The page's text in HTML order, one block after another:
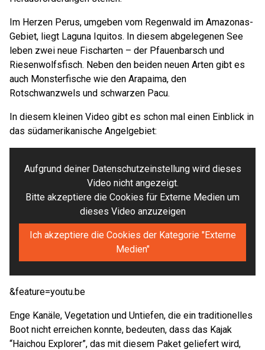
Im Herzen Perus, umgeben vom Regenwald im Amazonas-
Gebiet, liegt Laguna Iquitos. In diesem abgelegenen See
leben zwei neue Fischarten – der Pfauenbarsch und
Riesenwolfsfisch. Neben den beiden neuen Arten gibt es
auch Monsterfische wie den Arapaima, den
Rotschwanzwels und schwarzen Pacu.
In diesem kleinen Video gibt es schon mal einen Einblick in
das südamerikanische Angelgebiet:
Aufgrund deiner Datenschutzeinstellung wird dieses
Video nicht angezeigt.
Bitte akzeptiere die Cookies für Externe Medien um
dieses Video anzuzeigen
Ich akzeptiere die Cookies der Kategorie "Externe
Medien"
&feature=youtu.be
Enge Kanäle, Vegetation und Untiefen, die ein traditionelles
Boot nicht erreichen konnte, bedeuten, dass das Kajak
“Haichou Explorer”, das mit diesem Paket geliefert wird,